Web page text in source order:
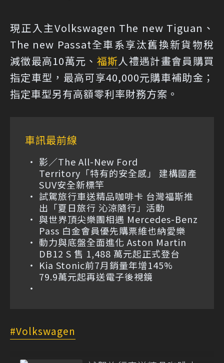
現正入主Volkswagen The new Tiguan、
The new Passat全車系享汰舊換新貨物稅
減徵最高10萬元、 福斯人禮遇計畫會員購買
指定車型，最高可享40,000元購車補助金；
指定車型另有高額零利率財務方案。
車訊最前線
影／The All-New Ford
Territory「特有的安全感」 建構國產
SUV安全新標竿
試駕旅行車送精品咖啡卡 台灣福斯推
出「夏日旅行 沁涼隨行」活動
與世界頂尖樂團相遇 Mercedes-Benz
Pass 白金會員優先購票維也納愛樂
動力與底盤全面進化 Aston Martin
DB12 S 售 1,488 萬元起正式登台
Kia Stonic前7月銷量年增145%
79.9萬元起再送電子後視鏡
Volkswagen